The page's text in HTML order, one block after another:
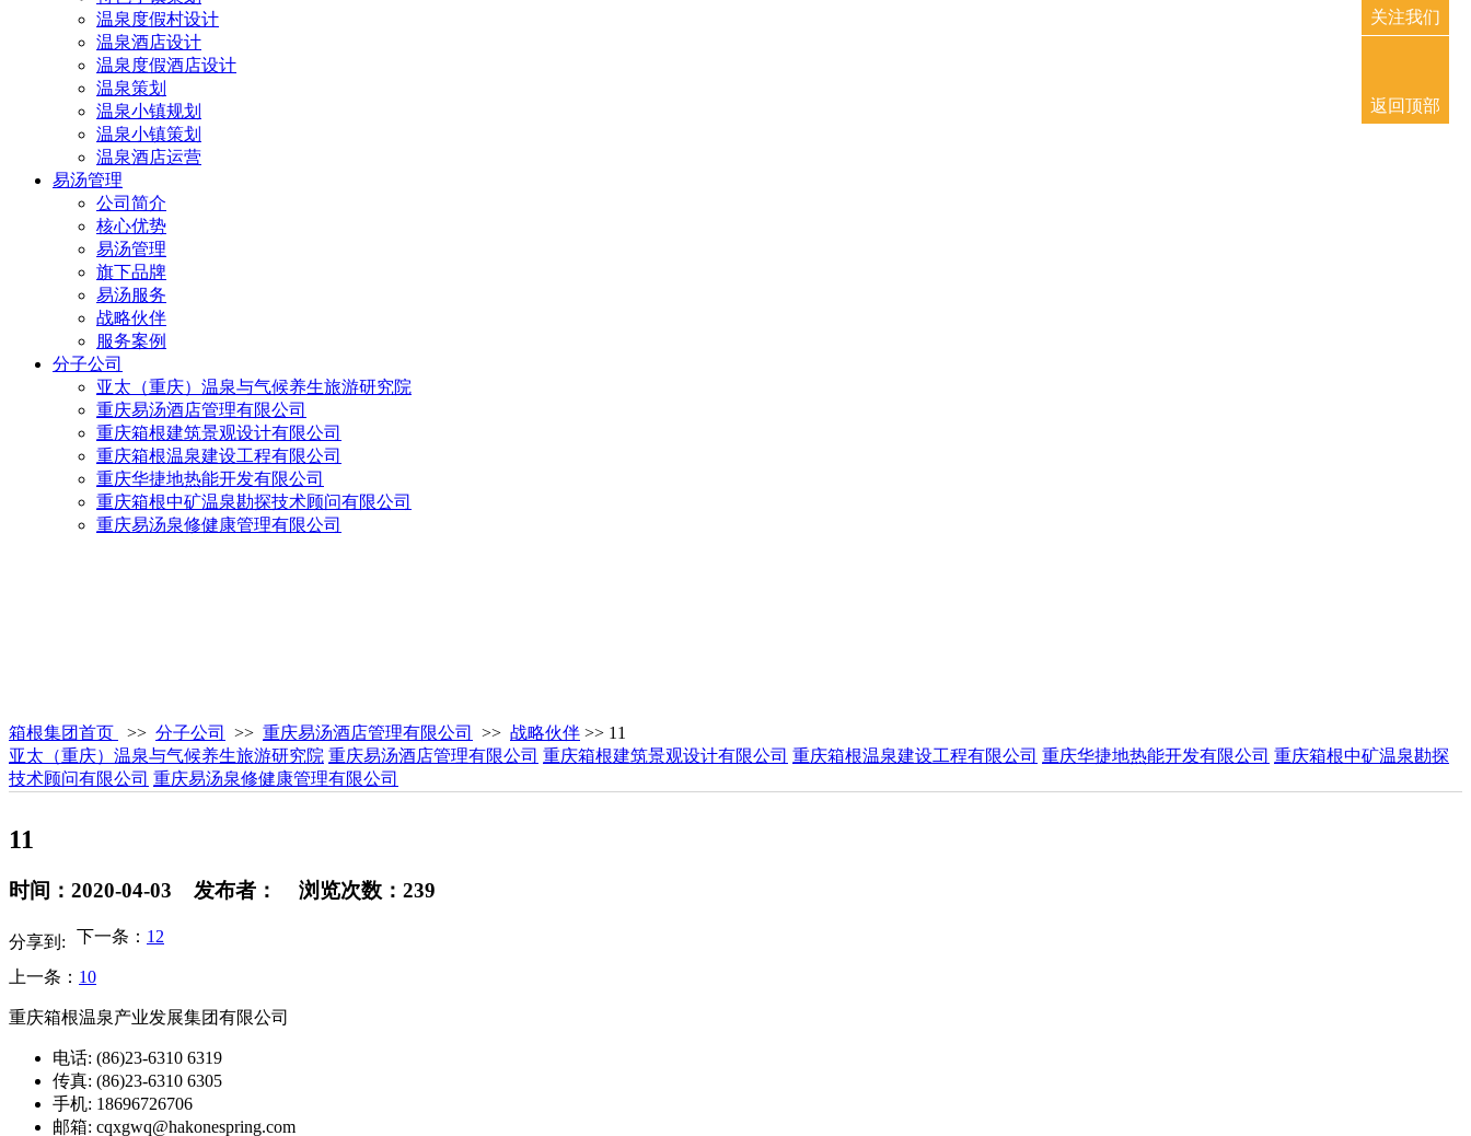
温泉度假村设计
温泉酒店设计
温泉度假酒店设计
温泉策划
温泉小镇规划
温泉小镇策划
温泉酒店运营
易汤管理
公司简介
核心优势
易汤管理
旗下品牌
易汤服务
战略伙伴
服务案例
分子公司
亚太（重庆）温泉与气候养生旅游研究院
重庆易汤酒店管理有限公司
重庆箱根建筑景观设计有限公司
重庆箱根温泉建设工程有限公司
重庆华捷地热能开发有限公司
重庆箱根中矿温泉勘探技术顾问有限公司
重庆易汤泉修健康管理有限公司
箱根集团首页 >> 分子公司 >> 重庆易汤酒店管理有限公司 >> 战略伙伴 >> 11
亚太（重庆）温泉与气候养生旅游研究院 重庆易汤酒店管理有限公司 重庆箱根建筑景观设计有限公司 重庆箱根温泉建设工程有限公司 重庆华捷地热能开发有限公司 重庆箱根中矿温泉勘探
技术顾问有限公司 重庆易汤泉修健康管理有限公司
11
时间：2020-04-03 发布者： 浏览次数：239
分享到: 下一条： 12
上一条： 10
重庆箱根温泉产业发展集团有限公司
电话: (86)23-6310 6319
传真: (86)23-6310 6305
手机: 18696726706
邮箱: cqxgwq@hakonespring.com
关注我们
返回顶部